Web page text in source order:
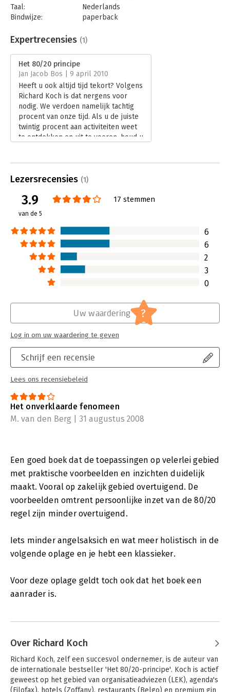
Taal:
Nederlands
Bindwijze:
paperback
Uitgever:
Business Contact
Verschijningsdatum:
Hoofdrubriek: Strategisch management
Expertrecensies (1)
Het 80/20 principe
Jan Jacob Bos | 9 april 2010
Heeft u ook altijd tijd tekort? Volgens
Richard Koch is dat nergens voor
nodig. We verdoen namelijk tachtig
procent van onze tijd. Als u de juiste
twintig procent aan activiteiten weet
te ontdekken en uit te voeren, houd u
u dat ontdekt leest u in 'Het 80/20
Lees verder
Lezersrecensies (1)
3.9
van de 5
17 stemmen
6
6
2
3
0
Schrijf een recensie
Lees ons recensiebeleid
Uw waardering ?
Log in om uw waardering te geven
Het onverklaarde fenomeen
M. van den Berg | 31 augustus 2008
Een goed boek dat de toepassingen op velerlei gebied
met praktische voorbeelden en inzichten duidelijk
maakt. Vooral op zakelijk gebied overtuigend. De
voorbeelden omtrent persoonlijke inzet van de 80/20
regel zijn minder overtuigend.
Iets minder angelsaksich en wat meer holistisch in de
volgende oplage en je hebt een klassieker.
Voor deze oplage geldt toch ook dat het boek een
aanrader is.
Over Richard Koch
Richard Koch, zelf een succesvol ondernemer, is de auteur van
de internationale bestseller 'Het 80/20-principe'. Koch is actief
geweest op het gebied van organisatieadviezen (LEK), agenda's
(Filofax), hotels (Zoffany), restaurants (Belgo) en premium gin